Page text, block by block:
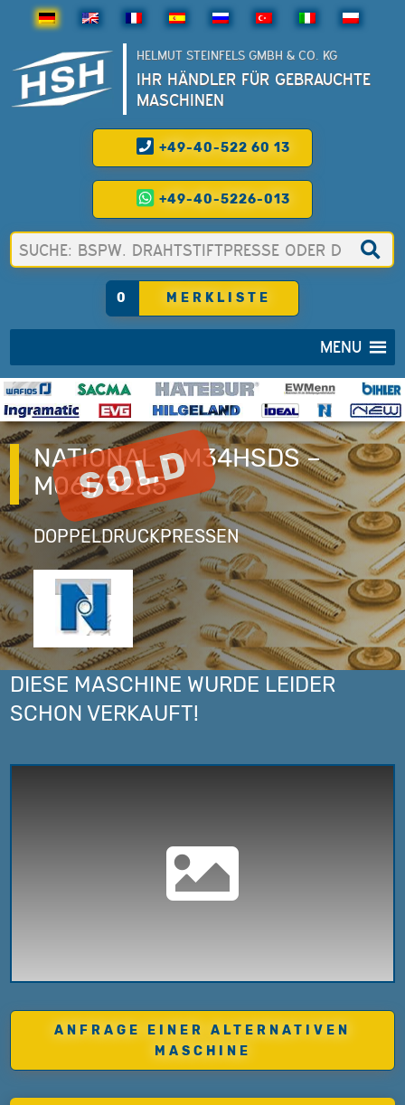
HELMUT STEINFELS GMBH & CO. KG
IHR HÄNDLER FÜR GEBRAUCHTE
MASCHINEN
+49-40-522 60 13
+49-40-5226-013
0 MERKLISTE
MENU
NATIONAL – M34HSDS –
M06I/3285
DOPPELDRUCKPRESSEN
DIESE MASCHINE WURDE LEIDER
SCHON VERKAUFT!
ANFRAGE EINER ALTERNATIVEN
MASCHINE